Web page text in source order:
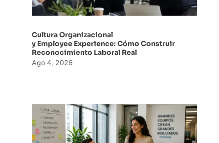
Cultura Organizacional
y Employee Experience: Cómo Construir
Reconocimiento Laboral Real
Ago 4, 2026